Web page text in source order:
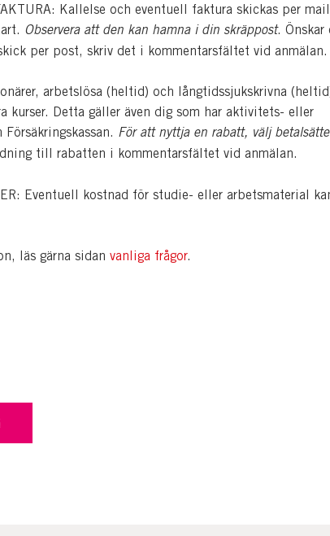
Kallelse och eventuell faktura skickas per
Observera att den kan hamna i din skräppost. Önskar
per post, skriv det i kommentarsfältet vid anmälan.
arbetslösa (heltid) och långtidssjukskrivna
kurser. Detta gäller även dig som har aktivitets- eller
För att nyttja en rabatt, välj
till rabatten i kommentarsfältet vid anmälan.
Eventuell kostnad för studie- eller arbetsmaterial
läs gärna sidan vanliga frågor.